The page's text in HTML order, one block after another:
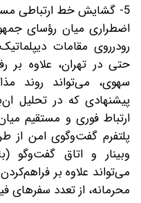
5- گشایش خط ارتباطی
اضطراری میان رؤسای
رودرروی مقامات
حتی در تهران، علاوه بر
سهوی، می‌تواند روند
پیشنهادی که در تحلیل
ارتباط فوری و مستقیم
پلتفرم گفت‌وگوی امن از
وبینار و اتاق گفت‌وگو
می‌تواند علاوه بر
محرمانه، از تعدد سفرهای